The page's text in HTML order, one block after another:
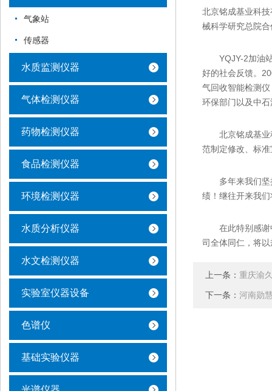
气象站
传感器
水质监测仪器
气体检测仪器
药物检测仪器
食品检测仪器
环境检测仪器
水质分析仪器
水文检测仪器
实验室仪器设备
色谱仪
基础实验仪器
北京铭成基业科
械科学研究总院
YQJY-2加油站
好的社会反馈。
气回收智能检测
环保部门以及中
北京铭成基业科
范制定修改、标
多年来我们坚持
绩！继往开来我
在此特别感谢中
司全体同仁，将
上一条： 重庆渝
下一条： 河南勋